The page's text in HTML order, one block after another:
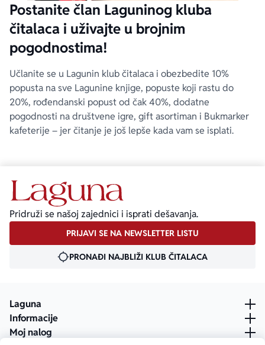
Postanite član Laguninog kluba
čitalaca i uživajte u brojnim
pogodnostima!
Učlanite se u Lagunin klub čitalaca i obezbedite 10%
popusta na sve Lagunine knjige, popuste koji rastu do
20%, rođendanski popust od čak 40%, dodatne
pogodnosti na društvene igre, gift asortiman i Bukmarker
kafeterije – jer čitanje je još lepše kada vam se isplati.
Pridruži se našoj zajednici i isprati dešavanja.
PRIJAVI SE NA NEWSLETTER LISTU
PRONAĐI NAJBLIŽI KLUB ČITALACA
Laguna
Informacije
Moj nalog